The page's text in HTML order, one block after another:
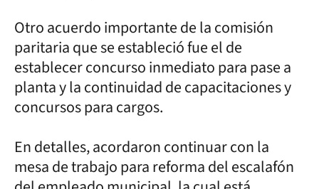
Otro acuerdo importante de la comisión
paritaria que se estableció fue el de
establecer concurso inmediato para pase a
planta y la continuidad de capacitaciones y
concursos para cargos.
En detalles, acordaron continuar con la
mesa de trabajo para reforma del escalafón